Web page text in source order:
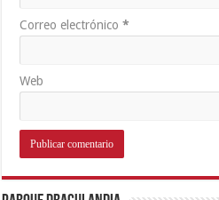
Correo electrónico*
Web